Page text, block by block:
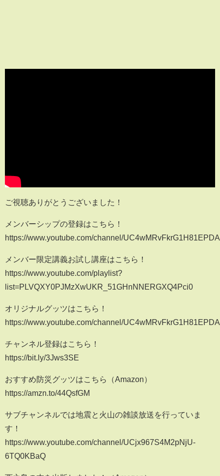
ご視聴ありがとうございました！
メンバーシップの登録はこちら！
https://www.youtube.com/channel/
メンバー限定講義お試し講座はこちら！
https://www.youtube.com/playlist?
list=PLVQXY0PJMzXwUKR_51GHnNNERGXQ4Pci0
オリジナルグッツはこちら！
https://www.youtube.com/channel/
チャンネル登録はこちら！
https://bit.ly/3Jws3SE
おすすめ防災グッツはこちら（Amazon）
https://amzn.to/44QsfGM
サブチャンネルでは地震と火山の雑談放送を行っていま
す！
https://www.youtube.com/channel/UCjx967S4M2pNjU-
6TQ0KBaQ